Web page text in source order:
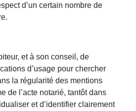
d’un certain nombre de
et à son conseil, de
d’usage pour chercher
la régularité des mentions
de l’acte notarié, tantôt dans
et d’identifier clairement